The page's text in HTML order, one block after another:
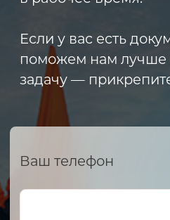
ИНН 2466160772 КПП 246601001 ОГРН
2023 © ARMET GROUP
Политика конфиденциальности